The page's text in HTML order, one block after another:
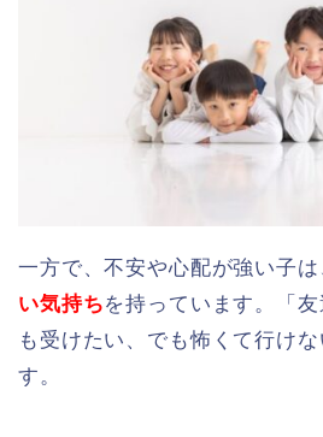
一方で、不安や心配が強い子
い気持ちを持っています。「
も受けたい、でも怖くて行け
す。